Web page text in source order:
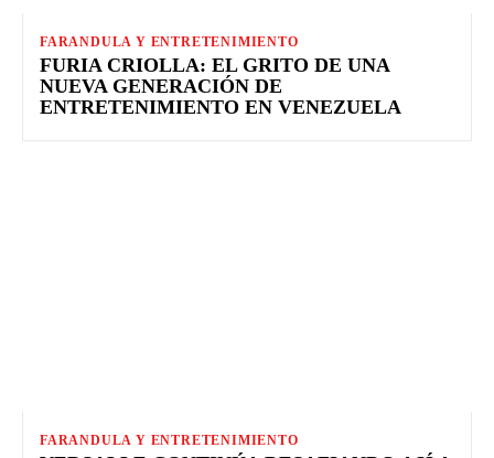
FARANDULA Y ENTRETENIMIENTO
FURIA CRIOLLA: EL GRITO DE UNA
NUEVA GENERACIÓN DE
ENTRETENIMIENTO EN VENEZUELA
FARANDULA Y ENTRETENIMIENTO